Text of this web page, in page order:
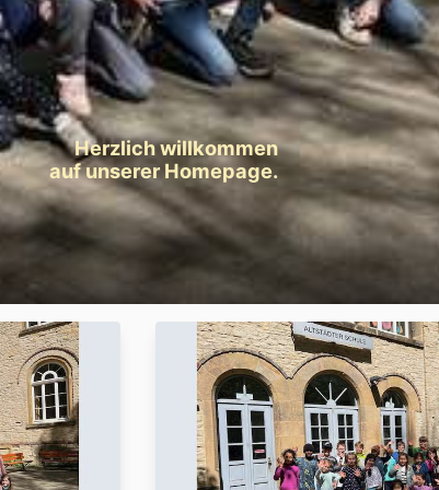
Herzlich willkommen
auf unserer Homepage.